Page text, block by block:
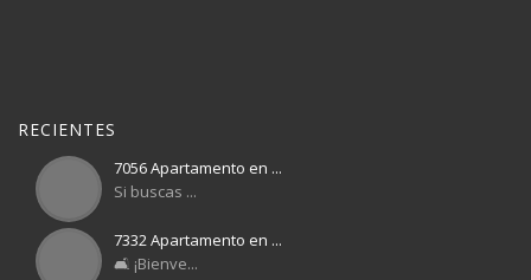
RECIENTES
7056 Apartamento en ...
Si buscas ...
7332 Apartamento en ...
🛋️ ¡Bienve...